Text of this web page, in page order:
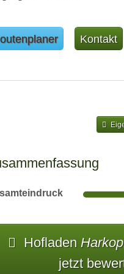
Kontakt
Hofladen
jetzt